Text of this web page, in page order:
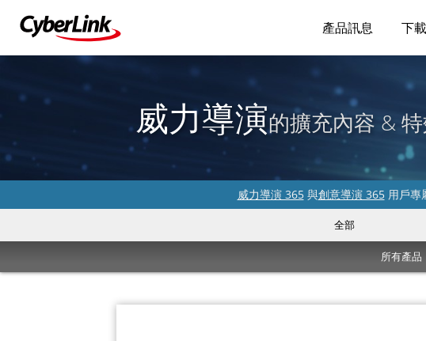
產品訊息 下
威力導演的擴充內容 &
威力導演 365與創意導演 365用戶專
全部
所有產品